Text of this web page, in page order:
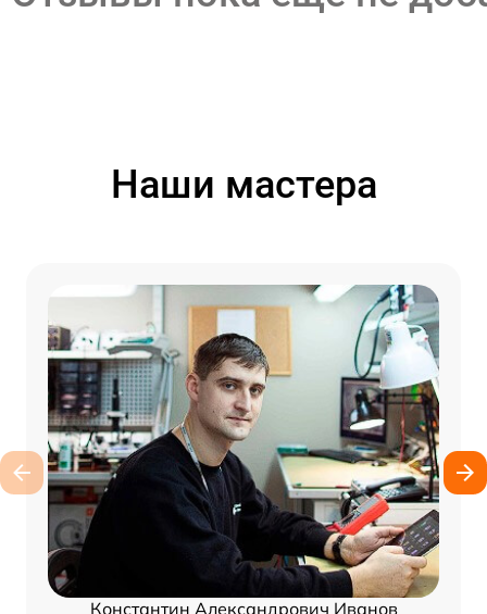
Наши мастера
Константин Александрович Иванов